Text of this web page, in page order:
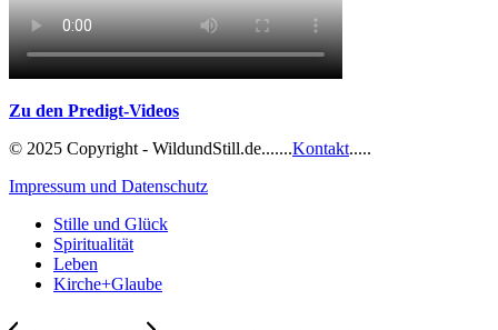
Zu den Predigt-Videos
© 2025 Copyright - WildundStill.de.......Kontakt.....
Impressum und Datenschutz
Stille und Glück
Spiritualität
Leben
Kirche+Glaube